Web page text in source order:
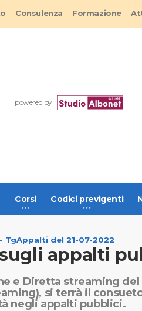
Consulenza Formazione
powered by
Corsi Codici previgenti
- TgAppalti del 21-07-2022
appalti
e Diretta streaming del
si terrà il
negli appalti pubblici.